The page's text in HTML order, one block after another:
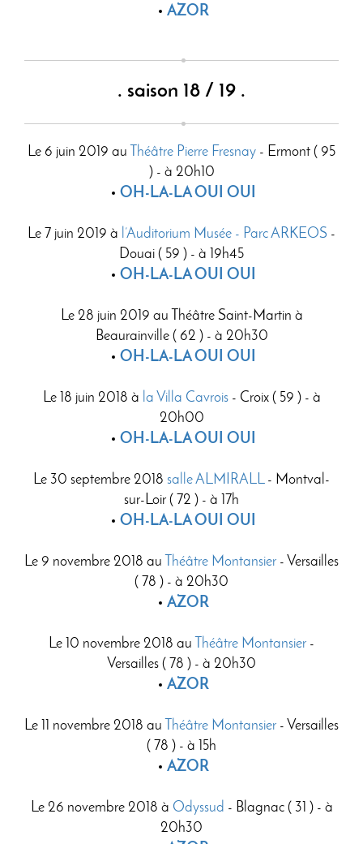
AZOR
. saison 18 / 19 .
Le 6 juin 2019 au Théâtre Pierre Fresnay - Ermont ( 95
) - à 20h10
OH-LA-LA OUI OUI
Le 7 juin 2019 à l’Auditorium Musée - Parc ARKEOS -
Douai ( 59 ) - à 19h45
OH-LA-LA OUI OUI
Le 28 juin 2019 au Théâtre Saint-Martin à
Beaurainville ( 62 ) - à 20h30
OH-LA-LA OUI OUI
Le 18 juin 2018 à la Villa Cavrois- Croix ( 59 ) - à
20h00
OH-LA-LA OUI OUI
Le 30 septembre 2018 salle ALMIRALL- Montval-
sur-Loir ( 72 ) - à 17h
OH-LA-LA OUI OUI
Le 9 novembre 2018 au Théâtre Montansier - Versailles
( 78 ) - à 20h30
AZOR
Le 10 novembre 2018 au Théâtre Montansier -
Versailles ( 78 ) - à 20h30
AZOR
Le 11 novembre 2018 au Théâtre Montansier - Versailles
( 78 ) - à 15h
AZOR
Le 26 novembre 2018 à Odyssud - Blagnac ( 31 ) - à
20h30